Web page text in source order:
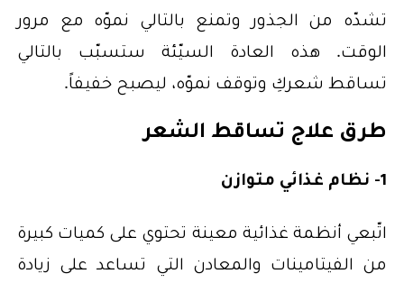
تشدّه من الجذور وتمنع بالتالي نموّه مع مرور
الوقت. هذه العادة السيّئة ستسبّب بالتالي
تساقط شعركِ وتوقف نموّه، ليصبح خفيفاً.
طرق علاج تساقط الشعر
1- نظام غذائي متوازن
اتّبعي أنظمة غذائية معينة تحتوي على كميات كبيرة
من الفيتامينات والمعادن التي تساعد على زيادة